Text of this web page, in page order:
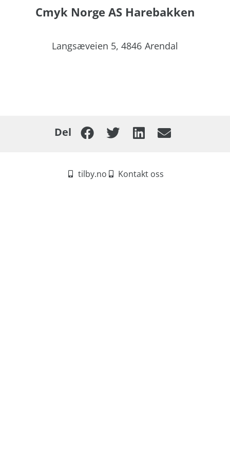
Cmyk Norge AS Harebakken
Langsæveien 5, 4846 Arendal
Del
tilby.no Kontakt oss